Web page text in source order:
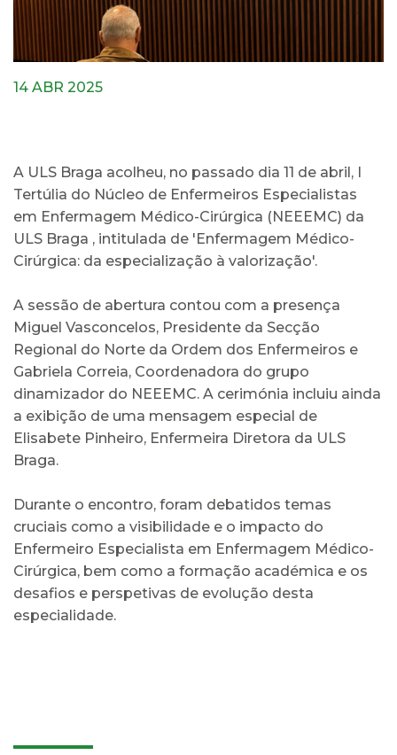
14 ABR 2025
A ULS Braga acolheu, no passado dia 11 de abril, I
Tertúlia do Núcleo de Enfermeiros Especialistas
em Enfermagem Médico-Cirúrgica (NEEEMC) da
ULS Braga , intitulada de 'Enfermagem Médico-
Cirúrgica: da especialização à valorização'.
A sessão de abertura contou com a presença
Miguel Vasconcelos, Presidente da Secção
Regional do Norte da Ordem dos Enfermeiros e
Gabriela Correia, Coordenadora do grupo
dinamizador do NEEEMC. A cerimónia incluiu ainda
a exibição de uma mensagem especial de
Elisabete Pinheiro, Enfermeira Diretora da ULS
Braga.
Durante o encontro, foram debatidos temas
cruciais como a visibilidade e o impacto do
Enfermeiro Especialista em Enfermagem Médico-
Cirúrgica, bem como a formação académica e os
desafios e perspetivas de evolução desta
especialidade.